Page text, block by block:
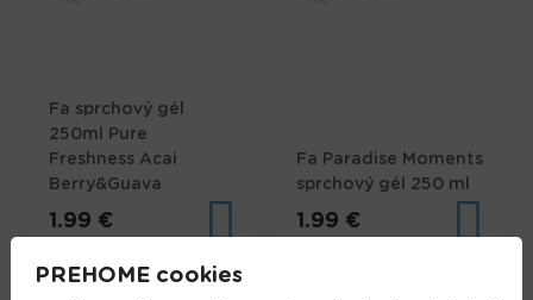
Fa sprchový gél
250ml Pure
Freshness Acai
Berry&Guava
1.99 €
Fa Paradise Moments
sprchový gél 250 ml
1.99 €
PREHOME cookies